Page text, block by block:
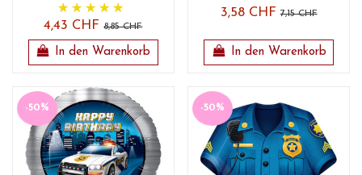
4,43 CHF8,85 CHF
In den Warenkorb
3,58 CHF7,15 CHF
In den Warenkorb
-50% -50%